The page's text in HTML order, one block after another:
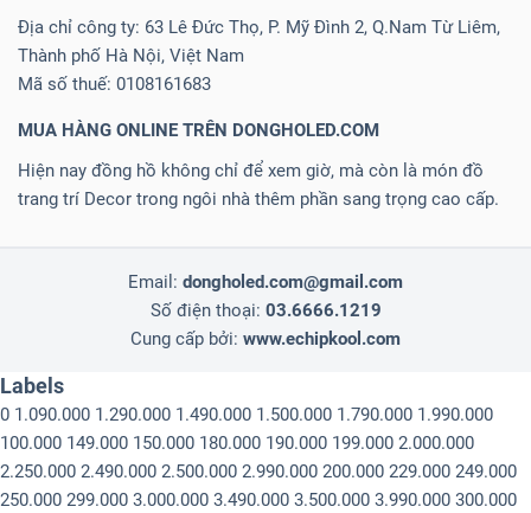
Địa chỉ công ty: 63 Lê Đức Thọ, P. Mỹ Đình 2, Q.Nam Từ Liêm,
Thành phố Hà Nội, Việt Nam
Mã số thuế: 0108161683
MUA HÀNG ONLINE TRÊN DONGHOLED.COM
Hiện nay đồng hồ không chỉ để xem giờ, mà còn là món đồ
trang trí Decor trong ngôi nhà thêm phần sang trọng cao cấp.
Email: dongholed.com@gmail.com
Số điện thoại: 03.6666.1219
Cung cấp bởi: www.echipkool.com
Labels
0 1.090.000 1.290.000 1.490.000 1.500.000 1.790.000 1.990.000
100.000 149.000 150.000 180.000 190.000 199.000 2.000.000
2.250.000 2.490.000 2.500.000 2.990.000 200.000 229.000 249.000
250.000 299.000 3.000.000 3.490.000 3.500.000 3.990.000 300.000